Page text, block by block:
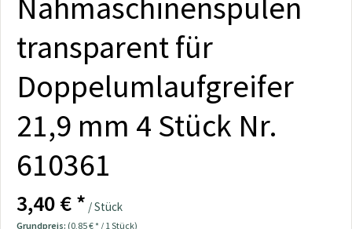
Nähmaschinenspulen
transparent für
Doppelumlaufgreifer
21,9 mm 4 Stück Nr.
610361
3,40 € * / Stück
Grundpreis: (0,85 € * / 1 Stück)